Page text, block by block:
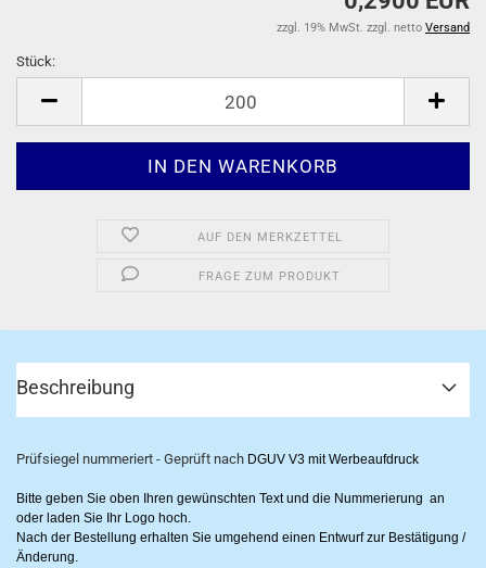
zzgl. 19% MwSt. zzgl. netto Versand
Stück:
AUF DEN MERKZETTEL
FRAGE ZUM PRODUKT
Beschreibung
Prüfsiegel nummeriert - Geprüft nach DGUV V3 mit Werbeaufdruck
Bitte geben Sie oben Ihren gewünschten Text und die Nummerierung an
oder laden Sie Ihr Logo hoch.
Nach der Bestellung erhalten Sie umgehend einen Entwurf zur Bestätigung /
Änderung.